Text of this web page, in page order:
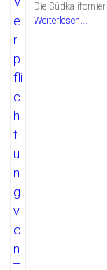
Die
Weiterlesen...